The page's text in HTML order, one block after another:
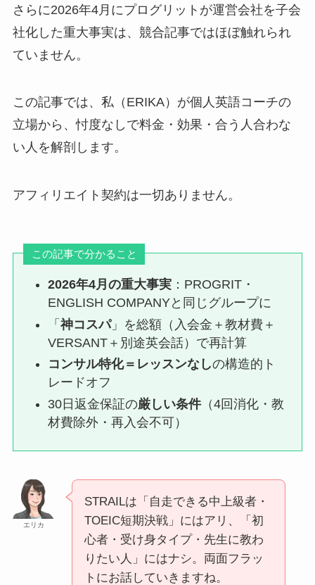
さらに2026年4月にプログリットが運営会社を子会
社化した重大事実は、競合記事ではほぼ触れられ
ていません。
この記事では、私（ERIKA）が個人英語コーチの
立場から、忖度なしで料金・効果・合う人合わな
い人を解剖します。
アフィリエイト契約は一切ありません。
この記事で分かること
2026年4月の重大事実 ：PROGRIT・
ENGLISH COMPANYと同じグループに
「神コスパ」を総額（入会金＋教材費＋
VERSANT＋別途英会話）で再計算
コンサル特化＝レッスンなしの構造的ト
レードオフ
30日返金保証の厳しい条件 （4回消化・教
材費除外・再入会不可）
エリカ
STRAILは「自走できる中上級者・
TOEIC短期決戦」にはアリ、「初
心者・受け身タイプ・先生に教わ
りたい人」にはナシ。両面フラッ
トにお話していきますね。